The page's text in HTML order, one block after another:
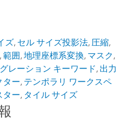
ズ, セル サイズ投影法, 圧縮,
, 範囲, 地理座標系変換, マスク ,
レーション キーワード, 出力
ター, テンポラリ ワークスペ
ター, タイル サイズ